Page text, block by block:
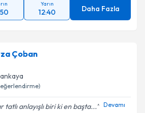
Yarın
12:40 Daha Fazla
Çoban
anlayışlı biri ki en başta... Devamı